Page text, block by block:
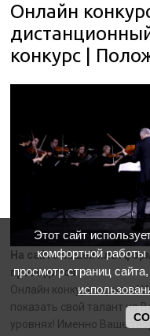
Онлайн
конкурс |
На сайте нашей
проводится
Онлайн конкурс скрипка!
показать свой талант на
уровнях! Именно Ваше
Этот сайт
комфортной работы
просмотр страниц